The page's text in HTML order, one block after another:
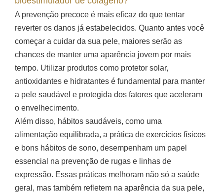
A prevenção precoce é mais eficaz do que tentar
reverter os danos já estabelecidos. Quanto antes você
começar a cuidar da sua pele, maiores serão as
chances de manter uma aparência jovem por mais
tempo. Utilizar produtos como protetor solar,
antioxidantes e hidratantes é fundamental para manter
a pele saudável e protegida dos fatores que aceleram
o envelhecimento.
Além disso, hábitos saudáveis, como uma
alimentação equilibrada, a prática de exercícios físicos
e bons hábitos de sono, desempenham um papel
essencial na prevenção de rugas e linhas de
expressão. Essas práticas melhoram não só a saúde
geral, mas também refletem na aparência da sua pele,